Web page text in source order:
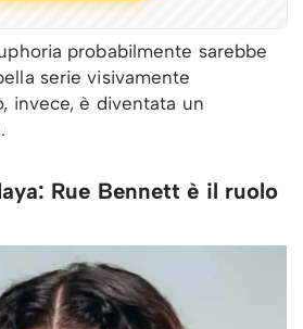
probabilmente sarebbe
serie visivamente
invece, è diventata un
.
Rue Bennett è il ruolo